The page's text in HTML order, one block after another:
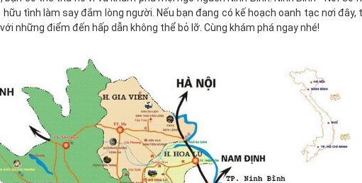
tình làm say đắm lòng người. Nếu bạn đang có kế hoạch oanh tạc nơi đây,
những điểm đến hấp dẫn không thể bỏ lỡ. Cùng khám phá ngay nhé!